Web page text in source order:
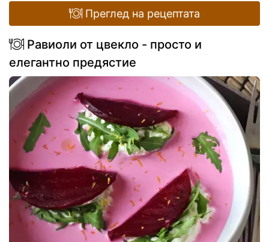
Преглед на рецептата
Равиоли от цвекло - просто и
елегантно предястие